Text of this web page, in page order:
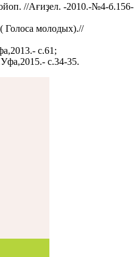
//Ағиҙел. -2010.-№4-б.156-
молодых).//
с.61;
с.34-35.